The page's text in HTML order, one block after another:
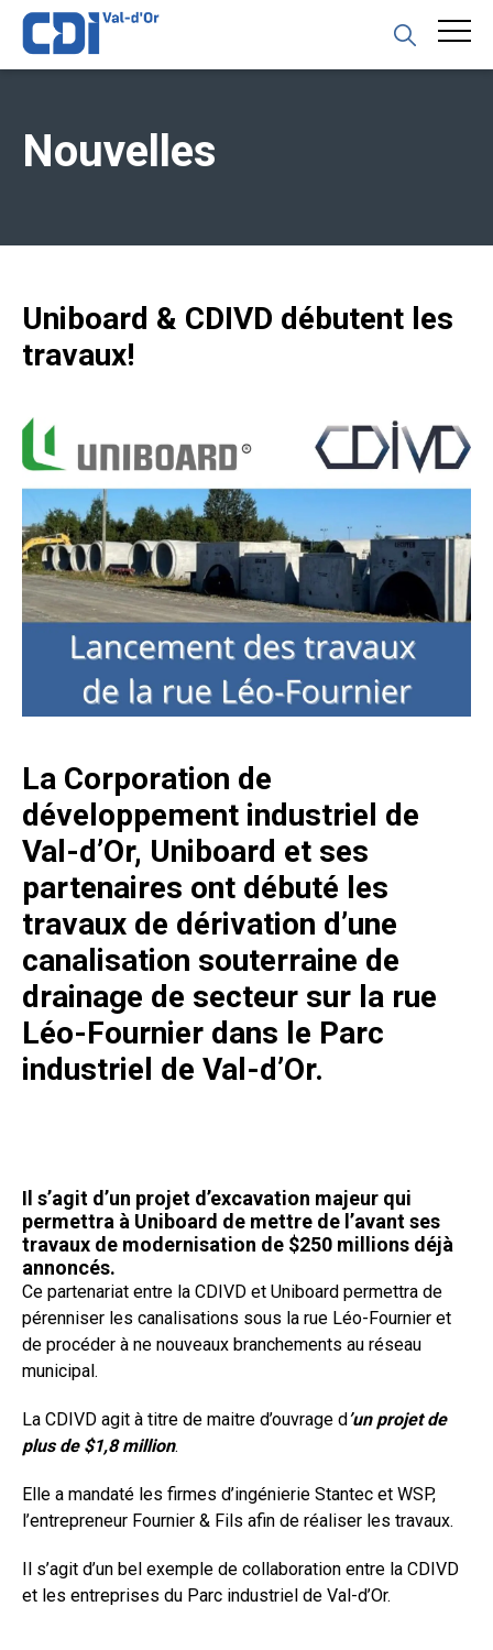
Nouvelles
Uniboard & CDIVD débutent les
travaux!
La Corporation de
développement industriel de
Val-d’Or, Uniboard et ses
partenaires ont débuté les
travaux de dérivation d’une
canalisation souterraine de
drainage de secteur sur la rue
Léo-Fournier dans le Parc
industriel de Val-d’Or.
Il s’agit d’un projet d’excavation majeur qui
permettra à Uniboard de mettre de l’avant ses
travaux de modernisation de $250 millions déjà
annoncés.
Ce partenariat entre la CDIVD et Uniboard permettra de
pérenniser les canalisations sous la rue Léo-Fournier et
de procéder à ne nouveaux branchements au réseau
municipal.
La CDIVD agit à titre de maitre d’ouvrage d’un projet de
plus de $1,8 million.
Elle a mandaté les firmes d’ingénierie Stantec et WSP,
l’entrepreneur Fournier & Fils afin de réaliser les travaux.
Il s’agit d’un bel exemple de collaboration entre la CDIVD
et les entreprises du Parc industriel de Val-d’Or.